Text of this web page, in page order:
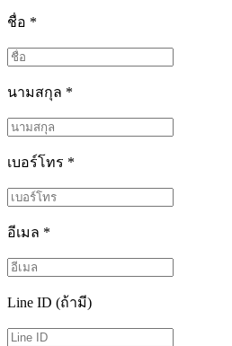
ชื่อ *
นามสกุล *
เบอร์โทร *
อีเมล *
Line ID (ถ้ามี)